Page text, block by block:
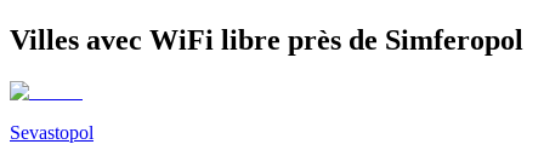
Villes avec WiFi libre près de Simferopol
Sevastopol